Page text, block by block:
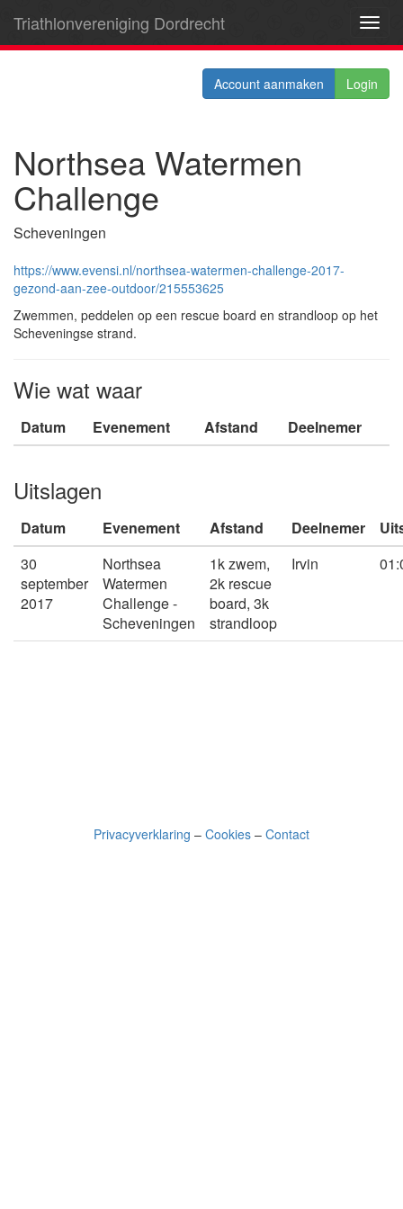
Triathlonvereniging Dordrecht
Account aanmaken Login
Northsea Watermen
Challenge
Scheveningen
https://www.evensi.nl/northsea-watermen-challenge-2017-
gezond-aan-zee-outdoor/215553625
Zwemmen, peddelen op een rescue board en strandloop op het
Scheveningse strand.
Wie wat waar
Datum Evenement Afstand Deelnemer
Uitslagen
Datum Evenement Afstand Deelnemer
30
september
2017
Northsea
Watermen
Challenge -
Scheveningen
1k zwem,
2k rescue
board, 3k
strandloop
Irvin
Privacyverklaring – Cookies – Contact